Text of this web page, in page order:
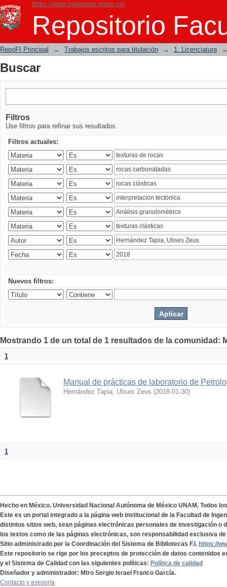
https://www.ingenieria.unam.mx
Repositorio
Buscar
RepoFI Principal → Trabajos escritos para titulación → 1. Licenciatura
Buscar
Filtros
Use filtros para refinar sus resultados.
Filtros actuales:
Nuevos filtros:
Mostrando 1 de un total de 1 resultados de la comunidad:
1
Manual de prácticas de laboratorio de
Hernández Tapia, Ulises Zeus (2018-01-30)
1
Hecho en México. Universidad Nacional Autónoma de México UNAM. Todos
Este es un portal integrado a la página web institucional de la Facultad de
distintos sitios web, sean páginas electrónicas personales de investigación o
los textos como de las páginas electrónicas, son responsabilidad exclusiva
Sitio administrado por la Coordinación del Sistema de Bibliotecas F.I. https://
Este repositorio se rige por los preceptos de protección de datos contenidos
y el Sistema de Calidad con las siguientes políticas: Política de calidad
Diseñador y administrador: Mtro Sergio Israel Franco García.
Contacto y asesoría